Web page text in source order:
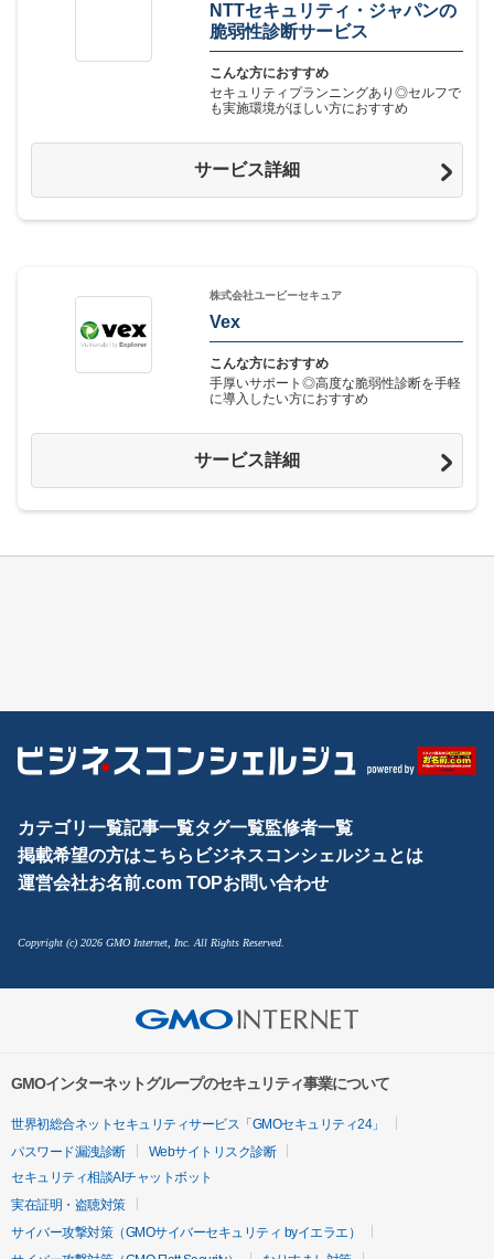
NTTセキュリティ・ジャパンの
脆弱性診断サービス
こんな方におすすめ
セキュリティプランニングあり◎セルフで
も実施環境がほしい方におすすめ
サービス詳細
株式会社ユービーセキュア
Vex
こんな方におすすめ
手厚いサポート◎高度な脆弱性診断を手軽
に導入したい方におすすめ
サービス詳細
カテゴリ一覧記事一覧タグ一覧監修者一覧
掲載希望の方はこちら ビジネスコンシェルジュとは
運営会社お名前.com TOPお問い合わせ
Copyright (c) 2026 GMO Internet, Inc. All Rights Reserved.
GMOインターネットグループのセキュリティ事業について
世界初総合ネットセキュリティサービス「GMOセキュリティ24」
パスワード漏洩診断
Webサイトリスク診断
セキュリティ相談AIチャットボット
実在証明・盗聴対策
サイバー攻撃対策（GMOサイバーセキュリティ byイエラエ）